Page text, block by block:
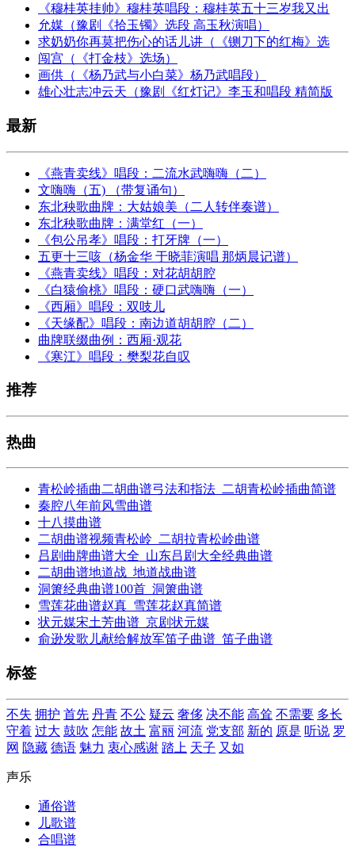
《穆桂英挂帅》穆桂英唱段：穆桂英五十三岁我又出
允媒（豫剧《拾玉镯》选段 高玉秋演唱）
求奶奶你再莫把伤心的话儿讲（《铡刀下的红梅》选
闯宫（《打金枝》选场）
画供（《杨乃武与小白菜》杨乃武唱段）
雄心壮志冲云天（豫剧《红灯记》李玉和唱段 精简版
最新
《燕青卖线》唱段：二流水武嗨嗨（二）
文嗨嗨（五) （带复诵句）
东北秧歌曲牌：大姑娘美（二人转伴奏谱）
东北秧歌曲牌：满堂红（一）
《包公吊孝》唱段：打牙牌（一）
五更十三咳（杨金华 于晓菲演唱 那炳晨记谱）
《燕青卖线》唱段：对花胡胡腔
《白猿偷桃》唱段：硬口武嗨嗨（一）
《西厢》唱段：双吱儿
《天缘配》唱段：南边道胡胡腔（二）
曲牌联缀曲例：西厢·观花
《寒江》唱段：樊梨花自叹
推荐
热曲
青松岭插曲二胡曲谱弓法和指法_二胡青松岭插曲简谱
秦腔八年前风雪曲谱
十八摸曲谱
二胡曲谱视频青松岭_二胡拉青松岭曲谱
吕剧曲牌曲谱大全_山东吕剧大全经典曲谱
二胡曲谱地道战_地道战曲谱
洞箫经典曲谱100首_洞箫曲谱
雪莲花曲谱赵真_雪莲花赵真简谱
状元媒宋土芳曲谱_京剧状元媒
俞逊发歌儿献给解放军笛子曲谱_笛子曲谱
标签
不失 拥护 首先 丹青 不公 疑云 奢侈 决不能 高耸 不需要 多长
守着 过大 鼓吹 怎能 故土 富丽 河流 党支部 新的 原是 听说 罗
网 隐藏 德语 魅力 衷心感谢 踏上 天子 又如
声乐
通俗谱
儿歌谱
合唱谱